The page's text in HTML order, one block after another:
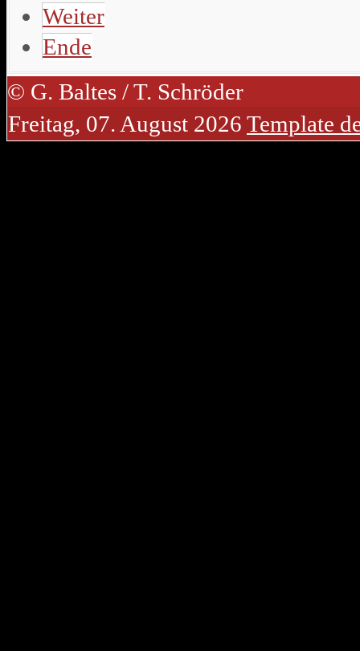
Weiter
Ende
© G. Baltes / T. Schröder
Freitag, 07. August 2026 Template